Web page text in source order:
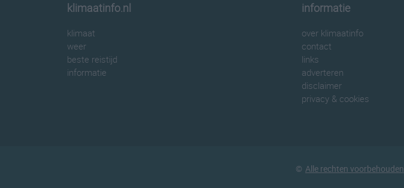
klimaatinfo.nl
klimaat
weer
beste reistijd
informatie
informatie
over klimaatinfo
contact
links
adverteren
disclaimer
privacy & cookies
© Alle rechten voorbehouden